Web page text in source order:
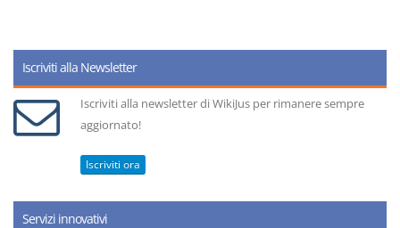
Iscriviti alla Newsletter
Iscriviti alla newsletter di WikiJus per rimanere sempre
aggiornato!
Iscriviti ora
Servizi innovativi